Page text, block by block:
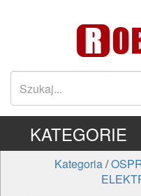
KATEGORIE
Kategoria/